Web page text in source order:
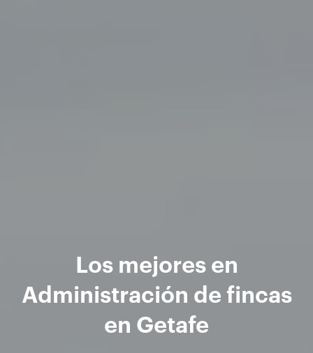
Los mejores en
Administración de fincas
en Getafe